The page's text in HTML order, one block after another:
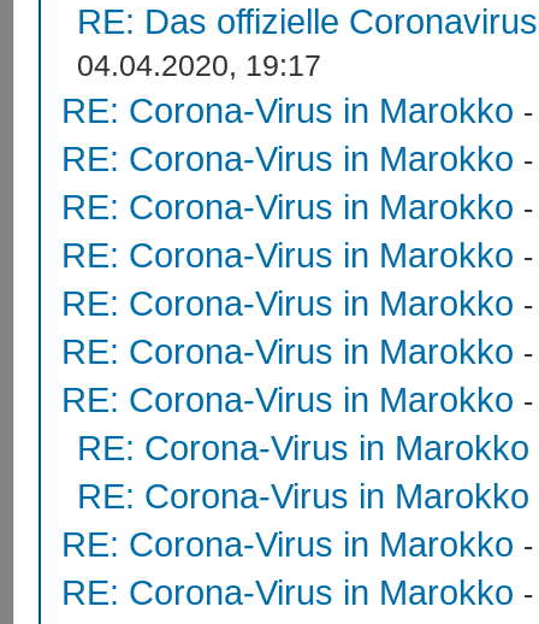
RE: Das offizielle
04.04.2020, 19:17
RE: Corona-Virus in Marokko
RE: Corona-Virus in Marokko
RE: Corona-Virus in Marokko
RE: Corona-Virus in Marokko
RE: Corona-Virus in Marokko
RE: Corona-Virus in Marokko
RE: Corona-Virus in Marokko
RE: Corona-Virus in Marokko
RE: Corona-Virus in Marokko
RE: Corona-Virus in Marokko
RE: Corona-Virus in Marokko